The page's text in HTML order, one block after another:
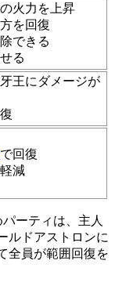
火力を上昇
を回復
できる
る
王にダメージが
で回復
減
ーティは、主人
ルドアストロンに
全員が範囲回復を